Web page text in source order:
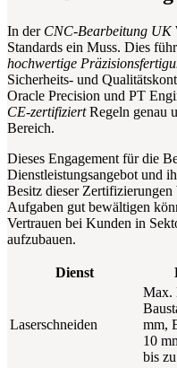
In der CNC-Bearbeitung UK
Standards ein Muss. Dies
hochwertige
Sicherheits- und
Oracle Precision und PT
CE-zertifiziertRegeln genau
Bereich.
Dieses Engagement für die
Dienstleistungsangebot und
Besitz dieser Zertifizierungen
Aufgaben gut bewältigen
Vertrauen bei Kunden in
aufzubauen.
Dienst
Laserschneiden
Max.
mm,
10
bis